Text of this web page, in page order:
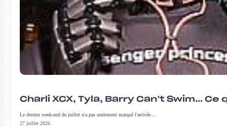
Charli XCX, Tyla, Barry Can’t Swim…
Le dernier week-end de juillet n'a pas seulement marqué l'arrivée…
27 juillet 2026